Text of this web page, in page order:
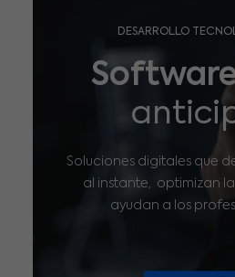
DESARROLLO
Soluciones digitales que
al instante, optimizan la
ayudan a los